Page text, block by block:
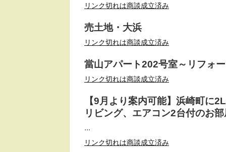
リンク切れは商談成立済み
売土地・大浜
リンク切れは商談成立済み
當山アパート202号室～リフォ
リンク切れは商談成立済み
【9月より案内可能】浜崎町に
リビング、エアコン2台付のお
...
リンク切れは商談成立済み